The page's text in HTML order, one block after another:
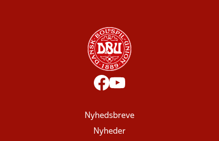
Nyhedsbreve
Nyheder